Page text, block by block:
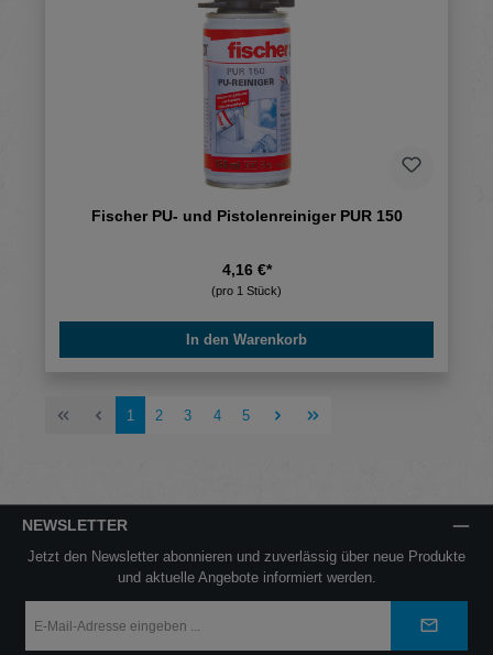
Fischer PU- und Pistolenreiniger PUR 150
4,16 €*
(pro 1 Stück)
In den Warenkorb
Seite
1 Seite
2 Seite
3 Seite
4 Seite
5
NEWSLETTER
Jetzt den Newsletter abonnieren und zuverlässig über neue Produkte
und aktuelle Angebote informiert werden.
Mail-